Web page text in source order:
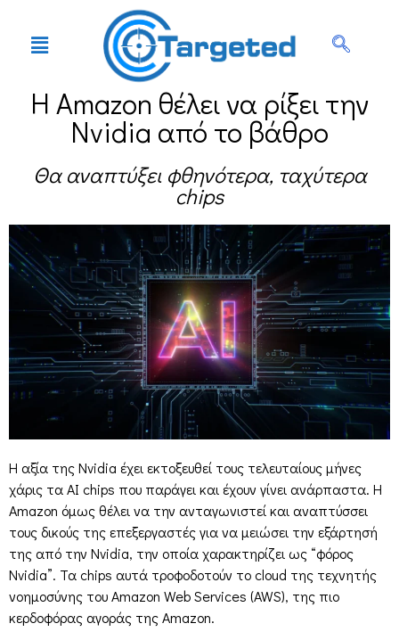
Η Amazon θέλει να ρίξει την
Nvidia από το βάθρο
Θα αναπτύξει φθηνότερα, ταχύτερα
chips
Η αξία της Nvidia έχει εκτοξευθεί τους τελευταίους μήνες
χάρις τα AI chips που παράγει και έχουν γίνει ανάρπαστα. Η
Amazon όμως θέλει να την ανταγωνιστεί και αναπτύσσει
τους δικούς της επεξεργαστές για να μειώσει την εξάρτησή
της από την Nvidia, την οποία χαρακτηρίζει ως “φόρος
Nvidia”. Τα chips αυτά τροφοδοτούν το cloud της τεχνητής
νοημοσύνης του Amazon Web Services (AWS), της πιο
κερδοφόρας αγοράς της Amazon.